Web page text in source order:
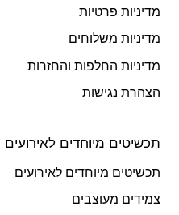
מדיניות פרטיות
מדיניות משלוחים
מדיניות החלפות והחזרות
הצהרת נגישות
תכשיטים מיוחדים לאירועים
תכשיטים מיוחדים לאירועים
צמידים מעוצבים